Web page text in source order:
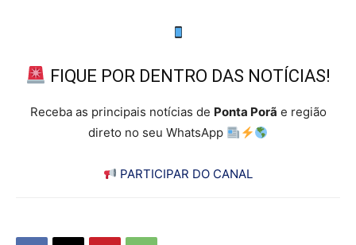
FIQUE POR DENTRO DAS NOTÍCIAS!
Receba as principais notícias de Ponta Porã e região
direto no seu WhatsApp
PARTICIPAR DO CANAL